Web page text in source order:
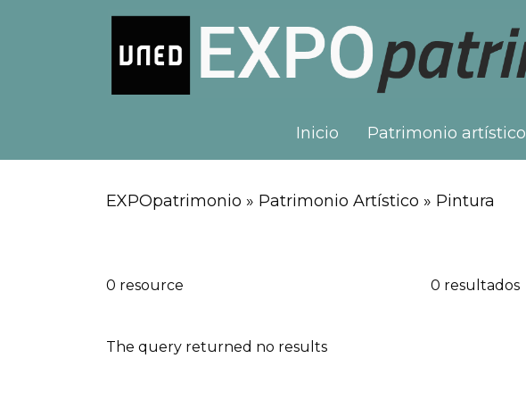
Inicio Patrimonio artístico
EXPOpatrimonio » Patrimonio Artístico » Pintura
0 resource 0 resultados
The query returned no results